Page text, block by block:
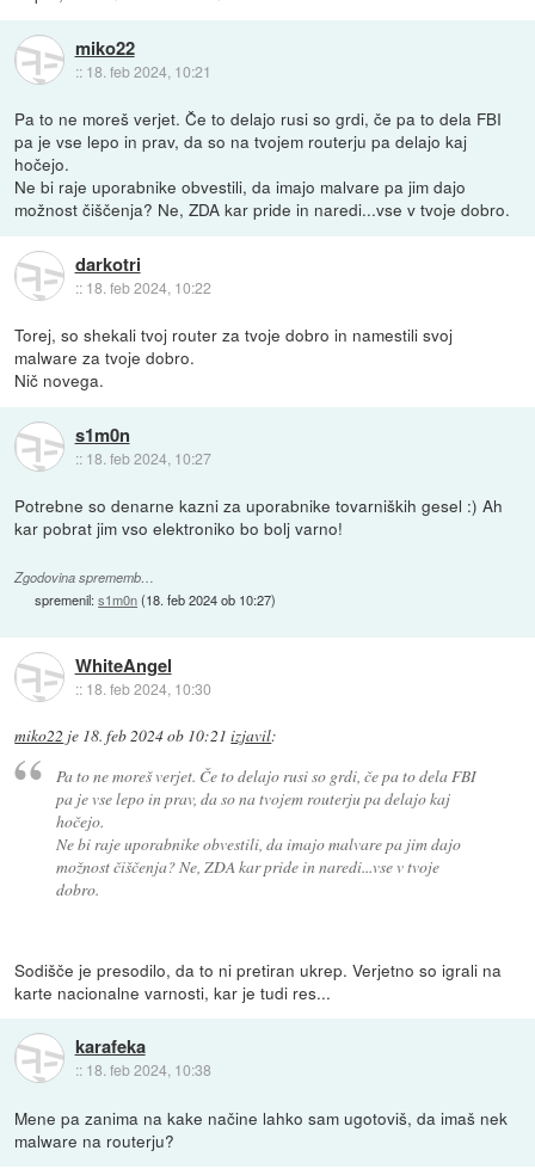
miko22
:: 18. feb 2024, 10:21
Pa to ne moreš verjet. Če to delajo rusi so grdi, če pa to dela FBI
pa je vse lepo in prav, da so na tvojem routerju pa delajo kaj
hočejo.
Ne bi raje uporabnike obvestili, da imajo malvare pa jim dajo
možnost čiščenja? Ne, ZDA kar pride in naredi...vse v tvoje dobro.
darkotri
:: 18. feb 2024, 10:22
Torej, so shekali tvoj router za tvoje dobro in namestili svoj
malware za tvoje dobro.
Nič novega.
s1m0n
:: 18. feb 2024, 10:27
Potrebne so denarne kazni za uporabnike tovarniških gesel :) Ah
kar pobrat jim vso elektroniko bo bolj varno!
Zgodovina sprememb…
spremenil:s1m0n(18. feb 2024 ob 10:27)
WhiteAngel
:: 18. feb 2024, 10:30
miko22 je 18. feb 2024 ob 10:21 izjavil:
Pa to ne moreš verjet. Če to delajo rusi so grdi, če pa to dela FBI
pa je vse lepo in prav, da so na tvojem routerju pa delajo kaj
hočejo.
Ne bi raje uporabnike obvestili, da imajo malvare pa jim dajo
možnost čiščenja? Ne, ZDA kar pride in naredi...vse v tvoje
dobro.
Sodišče je presodilo, da to ni pretiran ukrep. Verjetno so igrali na
karte nacionalne varnosti, kar je tudi res...
karafeka
:: 18. feb 2024, 10:38
Mene pa zanima na kake načine lahko sam ugotoviš, da imaš nek
malware na routerju?